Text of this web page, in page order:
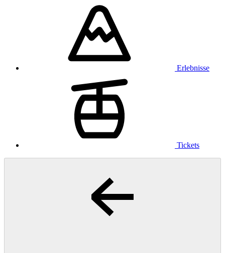
Erlebnisse
Tickets